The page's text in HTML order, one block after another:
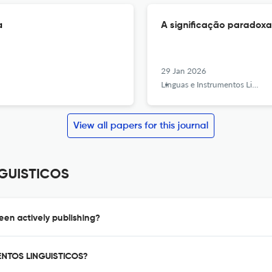
A significação paradoxal
29 Jan 2026
Línguas e Instrumentos Linguísticos
View all papers for this journal
actively publishing?
LINGUISTICOS?